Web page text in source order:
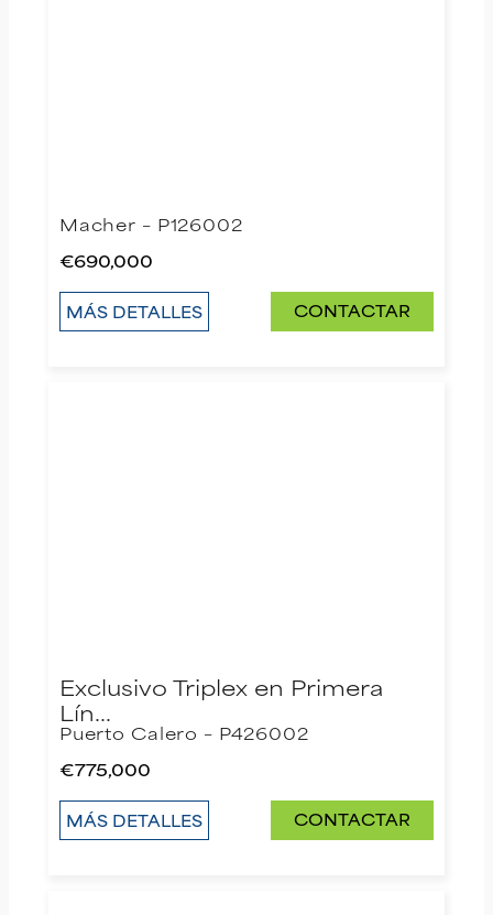
Macher – P126002
€690,000
MÁS DETALLES CONTACTAR
Exclusivo Triplex en Primera
Lín…
Puerto Calero – P426002
€775,000
MÁS DETALLES CONTACTAR